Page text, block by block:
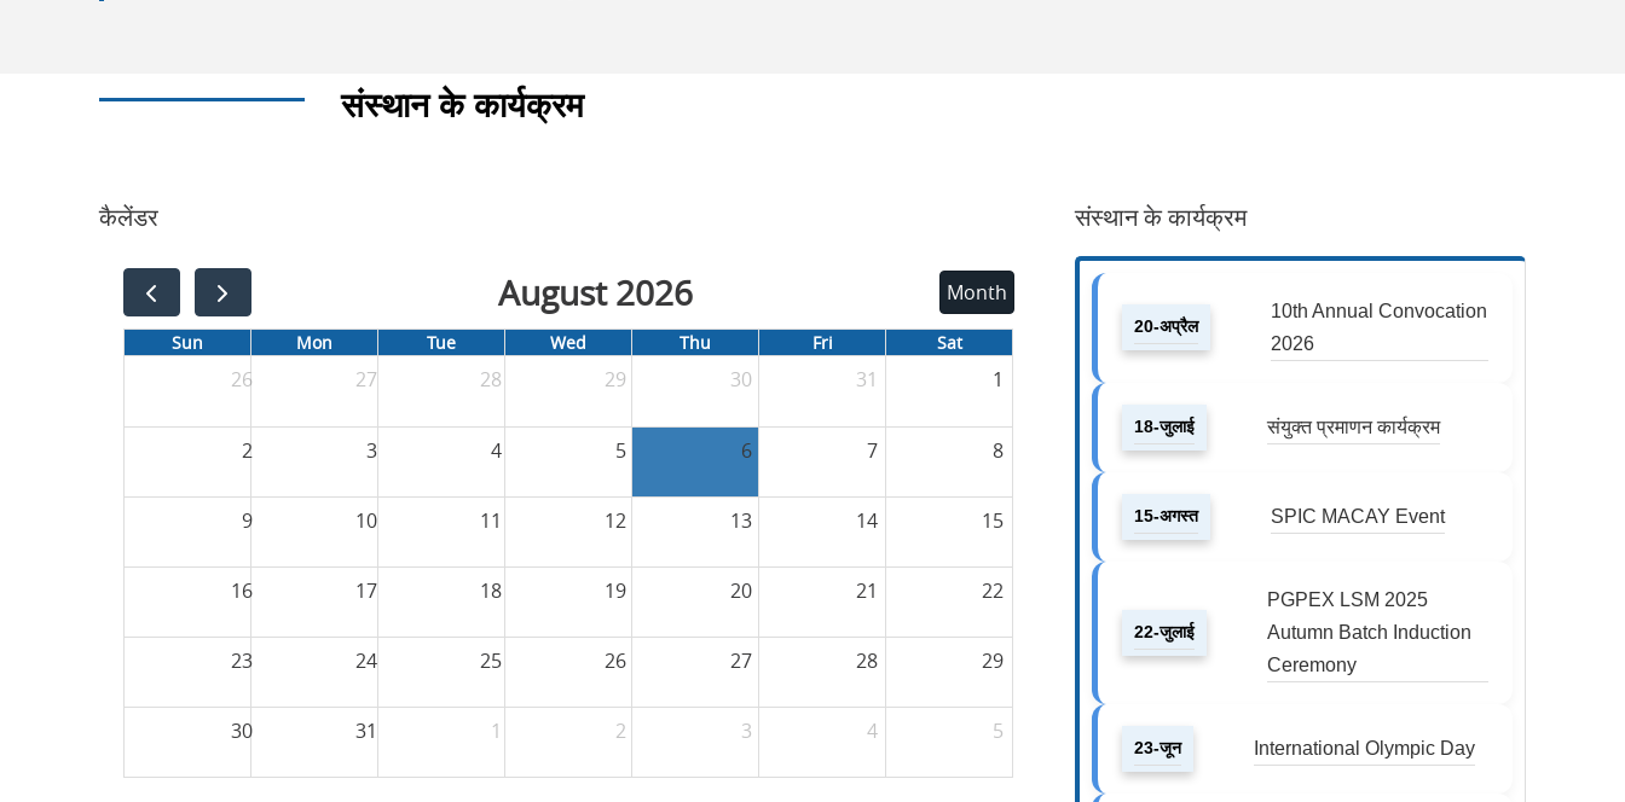
संस्थान के कार्यक्रम
कैलेंडर
August 2026 Month
Sun Mon Tue Wed Thu Fri Sat
26 27 28 29 30 31 1
2 3 4 5 6 7 8
9 10 11 12 13 14 15
16 17 18 19 20 21 22
23 24 25 26 27 28 29
30 31 1 2 3 4 5
संस्थान के कार्यक्रम
20-अप्रैल
10th Annual Convocation
2026
18-जुलाई संयुक्त प्रमाणन कार्यक्रम
15-अगस्त SPIC MACAY Event
22-जुलाई
PGPEX LSM 2025
Autumn Batch Induction
Ceremony
23-जून International Olympic Day